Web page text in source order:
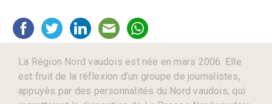
La Région Nord vaudois est née en mars 2006. Elle
est fruit de la réflexion d’un groupe de journalistes,
appuyés par des personnalités du Nord vaudois, qui